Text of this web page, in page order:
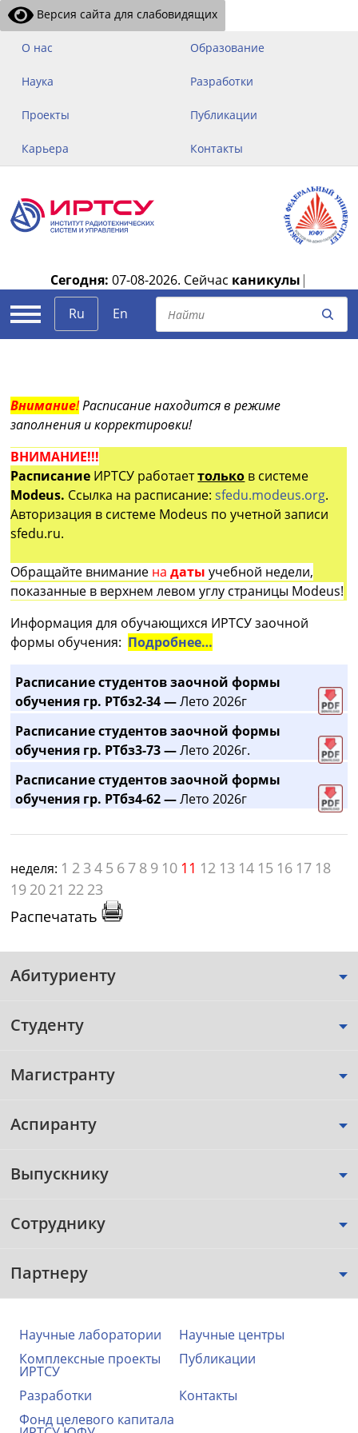
Версия сайта для слабовидящих
О нас Образование
Наука Разработки
Проекты Публикации
Карьера Контакты
Сегодня: 07-08-2026. Сейчас каникулы |
Ru
En
Внимание!Расписание находится в режиме
заполнения и корректировки!
ВНИМАНИЕ!!!
Расписание ИРТСУ работаеттолько в системе
Modeus. Ссылка на расписание:sfedu.modeus.org.
Авторизация в системе Modeus по учетной записи
sfedu.ru.
Обращайте внимание на датыучебной недели,
показанные в верхнем левом углу страницы Modeus!
Информация для обучающихся ИРТСУ заочной
формы обучения: Подробнее…
Расписание студентов заочной формы
обучения гр. РТбз2-34 —Лето 2026г
Расписание студентов заочной формы
обучения гр. РТбз3-73 —Лето 2026г.
Расписание студентов заочной формы
обучения гр. РТбз4-62 —Лето 2026г
неделя: 1 2 3 4 5 6 7 8 9 10 11 12 13 14 15 16 17 18
19 20 21 22 23
Распечатать
Абитуриенту
Студенту
Магистранту
Аспиранту
Выпускнику
Сотруднику
Партнеру
Научные лаборатории
Научные центры
Комплексные проекты
ИРТСУ
Публикации
Разработки
Контакты
Фонд целевого капитала